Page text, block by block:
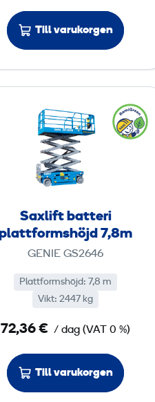
p
l
a
t
t
f
o
r
m
s
ö
j
d
5
,
Till varukorgen
a
x
l
i
f
t
b
t
e
p
l
a
Saxlift batteri
7,8m
GENIE GS2646
Plattformshöjd: 7,8 m
Vikt: 2447 kg
72,36 € / dag (VAT 0 %)
Till varukorgen